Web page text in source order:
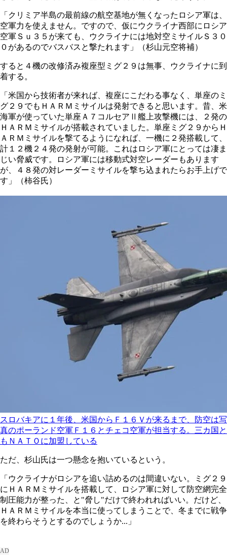
「クリミア半島の最前線の航空基地が無くなったロシア軍は、
空軍力を使えません。ですので、仮にウクライナ西部にロシア
空軍Ｓｕ３５が来ても、ウクライナには地対空ミサイルＳ３０
０があるのでバスバスと撃たれます」（杉山元空将補）
すると４機の改修済み複座型ミグ２９は無事、ウクライナに到
着する。
「米国から技術者が来れば、複座にこだわる事なく、単座のミ
グ２９でもＨＡＲＭミサイルは発射できると思います。昔、米
海軍が使っていた単座Ａ７コルセアⅡ艦上攻撃機には、２発の
ＨＡＲＭミサイルが搭載されていました。単座ミグ２９からＨ
ＡＲＭミサイルを撃てるようになれば、一機に２発搭載して、
計１２機２４発の発射が可能。これはロシア軍にとっては凄ま
じい脅威です。ロシア軍には移動式対空レーダーもあります
が、４８発の対レーダーミサイルを撃ち込まれたらお手上げで
す」（柿谷氏）
スロバキアに１年後、米国からＦ１６Ｖが来るまで、防空は写
真のポーランド空軍Ｆ１６とチェコ空軍が担当する。三カ国と
もＮＡＴＯに加盟している
ただ、杉山氏は一つ懸念を抱いているという。
「ウクライナがロシアを追い詰めるのは間違いない。ミグ２９
にＨＡＲＭミサイルを搭載して、ロシア軍に対して防空網完全
制圧能力が整った、と"脅し"だけで終われればいい。だけど、
ＨＡＲＭミサイルを本当に使ってしまうことで、冬までに戦争
を終わらそうとするのでしょうか...」